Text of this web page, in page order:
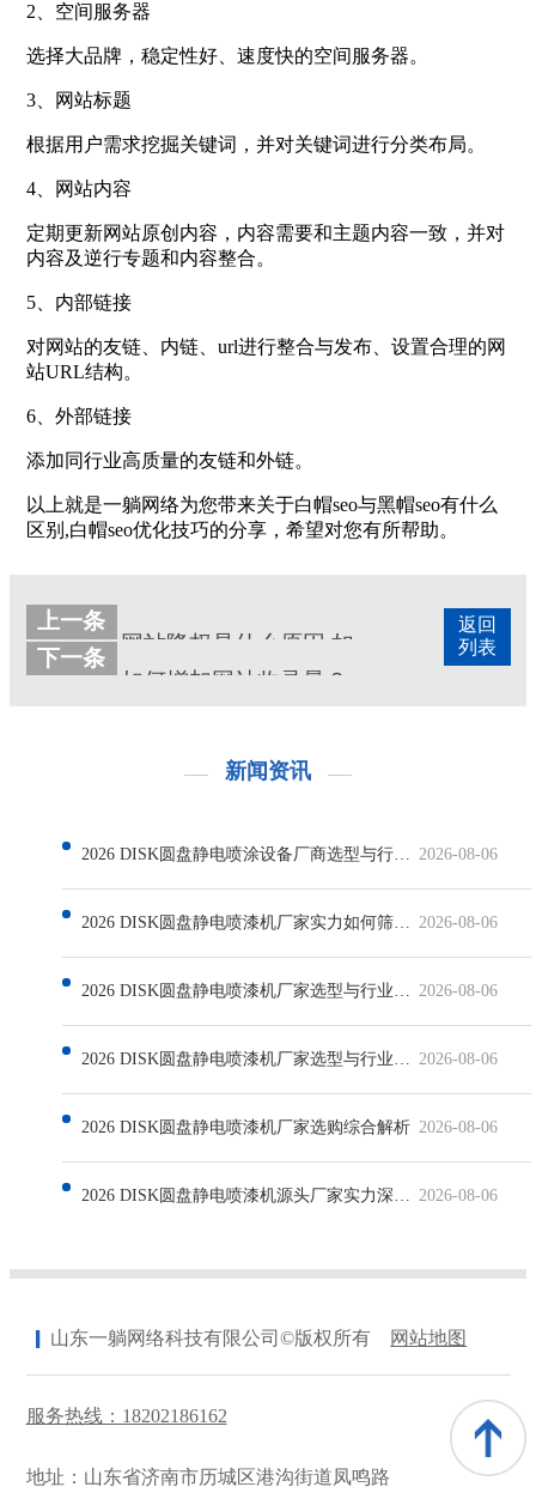
2、空间服务器
选择大品牌，稳定性好、速度快的空间服务器。
3、网站标题
根据用户需求挖掘关键词，并对关键词进行分类布局。
4、网站内容
定期更新网站原创内容，内容需要和主题内容一致，并对
内容及逆行专题和内容整合。
5、内部链接
对网站的友链、内链、url进行整合与发布、设置合理的网
站URL结构。
6、外部链接
添加同行业高质量的友链和外链。
以上就是一躺网络为您带来关于白帽seo与黑帽seo有什么
区别,白帽seo优化技巧的分享，希望对您有所帮助。
返回
列表
上一条
下一条
新闻资讯
2026-08-06
2026-08-06
2026-08-06
2026-08-06
2026 DISK圆盘静电喷漆机厂家选购综合解析 2026-08-06
2026-08-06
山东一躺网络科技有限公司©版权所有 网站地图
服务热线：18202186162
地址：山东省济南市历城区港沟街道凤鸣路